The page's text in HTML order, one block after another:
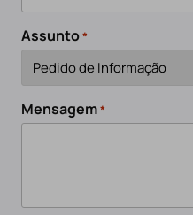
Assunto*
Mensagem*